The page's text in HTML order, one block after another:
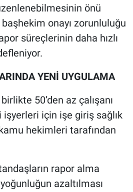
önü
başhekim onayı zorunluluğu
süreçlerinin daha hızlı
YENİ UYGULAMA
50’den az çalışanı
için işe giriş sağlık
hekimleri tarafından
rapor alma
azaltılması